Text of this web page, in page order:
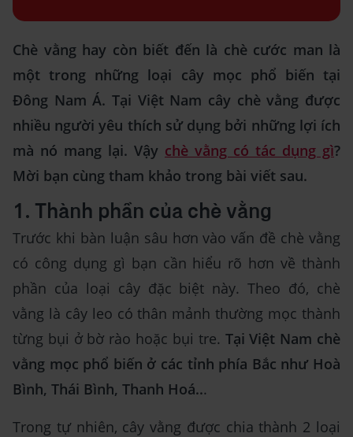
Chè vằng hay còn biết đến là chè cước man là
một trong những loại cây mọc phổ biến tại
Đông Nam Á. Tại Việt Nam cây chè vằng được
nhiều người yêu thích sử dụng bởi những lợi ích
mà nó mang lại. Vậy chè vằng có tác dụng gì?
Mời bạn cùng tham khảo trong bài viết sau.
1. Thành phần của chè vằng
Trước khi bàn luận sâu hơn vào vấn đề chè vằng
có công dụng gì bạn cần hiểu rõ hơn về thành
phần của loại cây đặc biệt này. Theo đó, chè
vằng là cây leo có thân mảnh thường mọc thành
từng bụi ở bờ rào hoặc bụi tre. Tại Việt Nam chè
vằng mọc phổ biến ở các tỉnh phía Bắc như Hoà
Bình, Thái Bình, Thanh Hoá...
Trong tự nhiên, cây vằng được chia thành 2 loại